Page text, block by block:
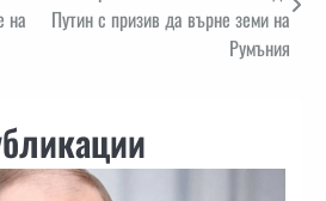
на
Путин с призив да върне земи на
Румъния